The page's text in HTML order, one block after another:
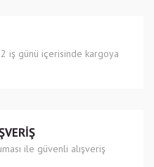
olmalı.
iş günü içerisinde kargoya
ile güvenli alışveriş